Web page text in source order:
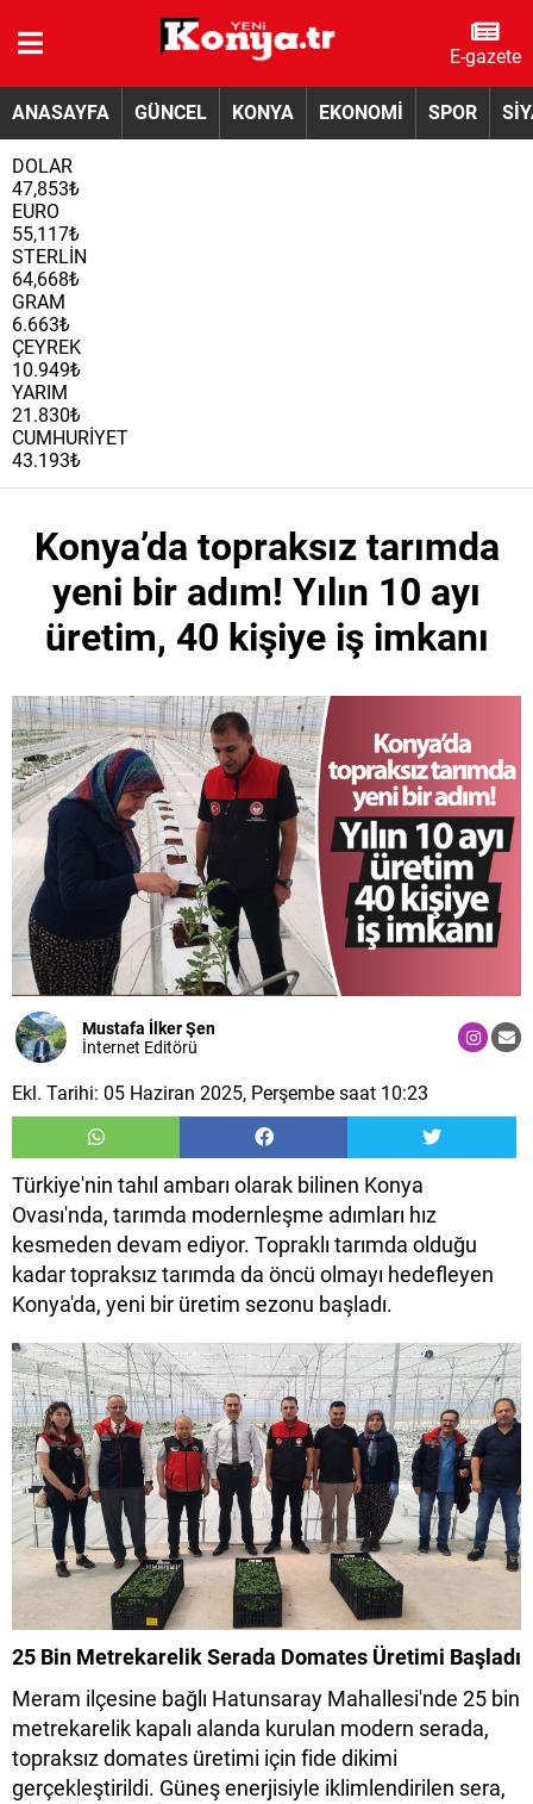
E-gazete
ANASAYFA GÜNCEL KONYA EKONOMİ SPOR
DOLAR
47,853₺
EURO
55,117₺
STERLİN
64,668₺
GRAM
6.663₺
ÇEYREK
10.949₺
YARIM
21.830₺
CUMHURİYET
43.193₺
Konya’da topraksız tarımda
yeni bir adım! Yılın 10 ayı
üretim, 40 kişiye iş imkanı
Mustafa İlker Şen
İnternet Editörü
Ekl. Tarihi: 05 Haziran 2025, Perşembe saat 10:23
Türkiye'nin tahıl ambarı olarak bilinen Konya
Ovası'nda, tarımda modernleşme adımları hız
kesmeden devam ediyor. Topraklı tarımda olduğu
kadar topraksız tarımda da öncü olmayı hedefleyen
Konya'da, yeni bir üretim sezonu başladı.
25 Bin Metrekarelik Serada Domates Üretimi Başladı
Meram ilçesine bağlı Hatunsaray Mahallesi'nde 25 bin
metrekarelik kapalı alanda kurulan modern serada,
topraksız domates üretimi için fide dikimi
gerçekleştirildi. Güneş enerjisiyle iklimlendirilen sera,